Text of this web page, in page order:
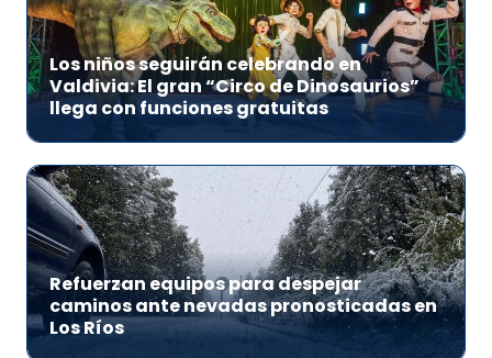
Los niños seguirán celebrando en
Valdivia: El gran “Circo de Dinosaurios”
llega con funciones gratuitas
Refuerzan equipos para despejar
caminos ante nevadas pronosticadas en
Los Ríos